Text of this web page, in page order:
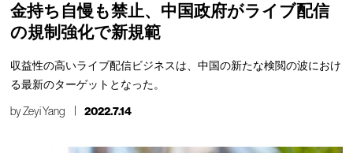
金持ち自慢も禁止、中国政府がライブ配信
の規制強化で新規範
収益性の高いライブ配信ビジネスは、中国の新たな検閲の波におけ
る最新のターゲットとなった。
byZeyi Yang 2022.7.14